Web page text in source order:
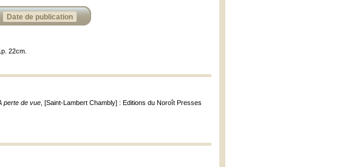
Date de publication
22cm.
perte de vue , [Saint-Lambert Chambly] : Editions du Noroît Presses